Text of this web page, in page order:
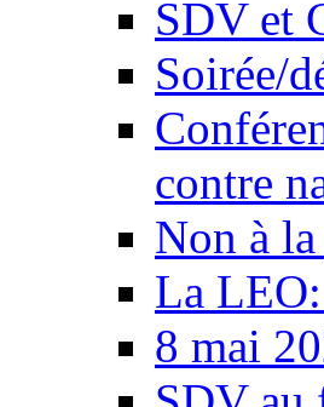
SDV et
Soirée/
contre
Non à
La
8 mai